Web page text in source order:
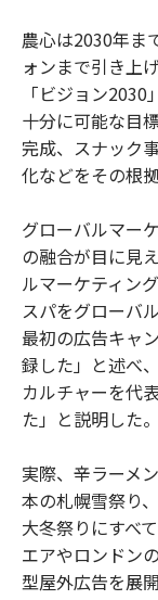
農心は2030年ま
ォンまで引き上
「ビジョン
十分に可能な目
完成、スナック
化などをその根
グローバルマー
の融合が目に見
ルマーケティン
スパをグローバ
最初の広告キャ
録した」と述べ
カルチャーを代
た」と説明した。
実際、辛ラーメ
本の札幌雪祭り
大冬祭りにすべ
エアやロンドン
型屋外広告を展開